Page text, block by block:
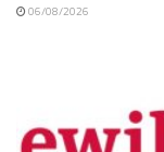
06/08/2026